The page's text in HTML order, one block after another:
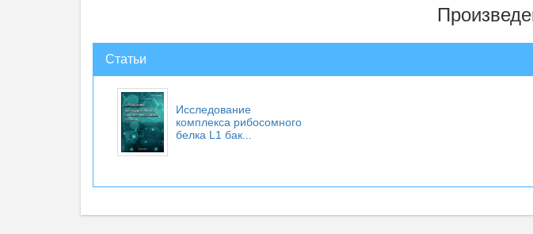
Статьи
Исследование
комплекса рибосомного
белка L1 бак...